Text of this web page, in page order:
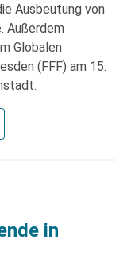
Ausbeutung von
Außerdem
Globalen
(FFF) am 15.
in